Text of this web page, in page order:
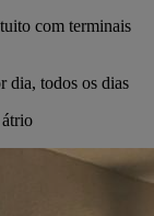
com terminais
dia, todos os dias